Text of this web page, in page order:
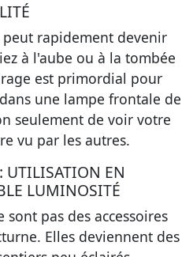
rapidement devenir
à l'aube ou à la tombée
est primordial pour
une lampe frontale de
seulement de voir votre
vu par les autres.
UTILISATION EN
LUMINOSITÉ
pas des accessoires
Elles deviennent des